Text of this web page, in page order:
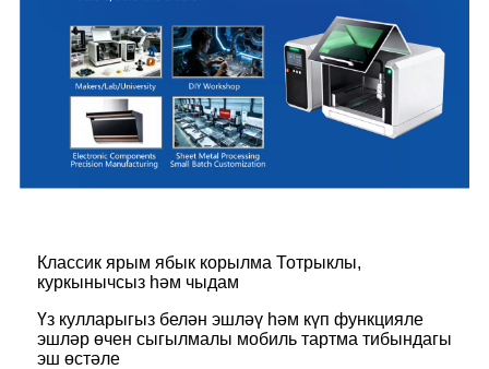
Классик ярым ябык корылма Тотрыклы,
куркынычсыз һәм чыдам
Үз кулларыгыз белән эшләү һәм күп функцияле
эшләр өчен сыгылмалы мобиль тартма тибындагы
эш өстәле